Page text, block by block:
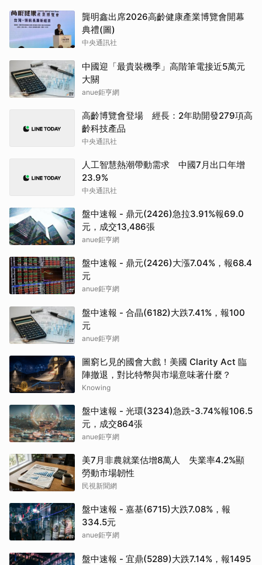
龔明鑫出席2026高齡健康產業博覽會開幕
典禮(圖)
中央通訊社
中國迎「最貴裝機季」高階筆電接近5萬元
大關
anue鉅亨網
高齡博覽會登場 經長：2年助開發279項高
齡科技產品
中央通訊社
人工智慧熱潮帶動需求 中國7月出口年增
23.9%
中央通訊社
盤中速報 - 鼎元(2426)急拉3.91%報69.0
元，成交13,486張
anue鉅亨網
盤中速報 - 鼎元(2426)大漲7.04%，報68.4
元
anue鉅亨網
盤中速報 - 合晶(6182)大跌7.41%，報100
元
anue鉅亨網
圖窮匕見的國會大戲！美國 Clarity Act 臨
陣撤退，對比特幣與市場意味著什麼？
Knowing
盤中速報 - 光環(3234)急跌-3.74%報106.5
元，成交864張
anue鉅亨網
美7月非農就業估增8萬人 失業率4.2%顯
勞動市場韌性
民視新聞網
盤中速報 - 嘉基(6715)大跌7.08%，報
334.5元
anue鉅亨網
盤中速報 - 宜鼎(5289)大跌7.14%，報1495